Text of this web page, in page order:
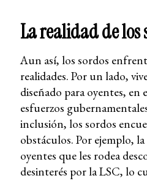
La realidad de los
Aun así, los sordos
realidades. Por un lado,
diseñado para oyentes, en
esfuerzos
inclusión, los sordos
obstáculos. Por ejemplo,
oyentes que les rodea
desinterés por la LSC, lo